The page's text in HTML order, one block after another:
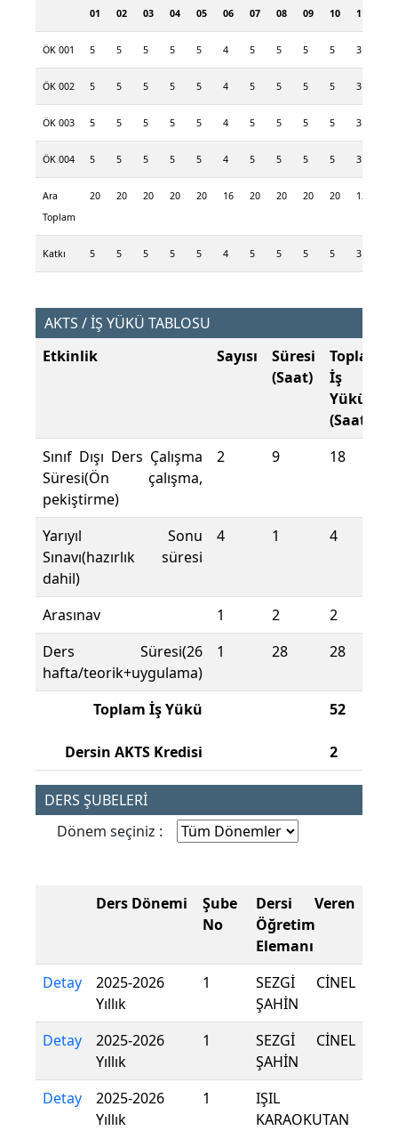
01
02
03
04
05
06
07
08
09
10
11
ÖK 001 5 5 5 5 5 4 5 5 5 5 3
ÖK 002 5 5 5 5 5 4 5 5 5 5 3
ÖK 003 5 5 5 5 5 4 5 5 5 5 3
ÖK 004 5 5 5 5 5 4 5 5 5 5 3
Ara
Toplam
20 20 20 20 20 16 20 20 20 20 12
Katkı 5 5 5 5 5 4 5 5 5 5 3
AKTS / İŞ YÜKÜ TABLOSU
Etkinlik
Sayısı
Süresi
(Saat)
Toplam
İş
Yükü
(Saat)
Sınıf Dışı Ders Çalışma
Süresi(Ön çalışma,
pekiştirme)
2 9 18
Yarıyıl Sonu
Sınavı(hazırlık süresi
dahil)
4 1 4
Arasınav 1 2
2
Ders Süresi(26
hafta/teorik+uygulama)
1 28 28
Toplam İş Yükü
Dersin AKTS Kredisi
52
2
DERS ŞUBELERİ
Dönem seçiniz :
Ders Dönemi
Şube
No
Dersi Veren
Öğretim
Elemanı
Detay
2025-2026
Yıllık
1
SEZGİ CİNEL
ŞAHİN
Detay
2025-2026
Yıllık
1
SEZGİ CİNEL
ŞAHİN
Detay
2025-2026
Yıllık
1
IŞIL
KARAOKUTAN